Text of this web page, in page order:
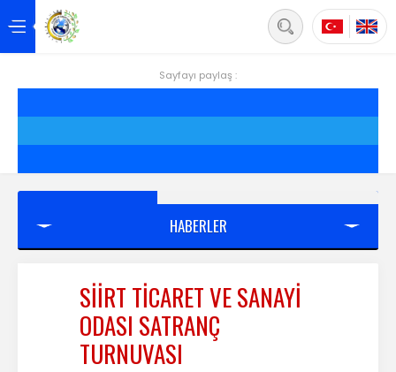
Hakkımızda
Projeler
Sayfayı paylaş :
HABERLER
SİİRT TİCARET VE SANAYİ
ODASI SATRANÇ
TURNUVASI